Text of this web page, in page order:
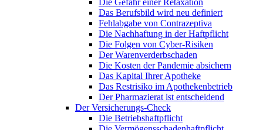
Die Gefahr einer Retaxation
Das Berufsbild wird neu definiert
Fehlabgabe von Contrazeptiva
Die Nachhaftung in der Haftpflicht
Die Folgen von Cyber-Risiken
Der Warenverderbschaden
Die Kosten der Pandemie absichern
Das Kapital Ihrer Apotheke
Das Restrisiko im Apothekenbetrieb
Der Pharmazierat ist entscheidend
Der Versicherungs-Check
Die Betriebshaftpflicht